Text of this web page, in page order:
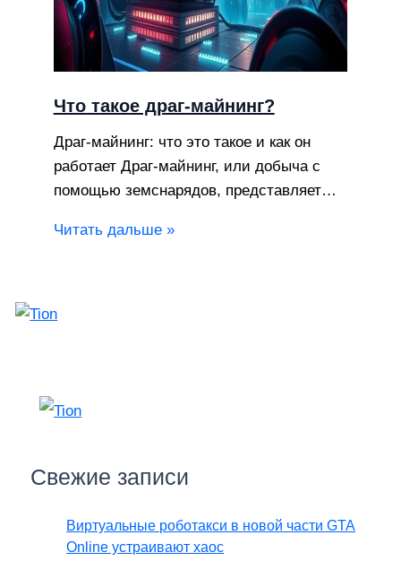
Что такое драг-майнинг?
Драг-майнинг: что это такое и как он
работает Драг-майнинг, или добыча с
помощью земснарядов, представляет…
Читать дальше »
Свежие записи
Виртуальные роботакси в новой части GTA
Online устраивают хаос